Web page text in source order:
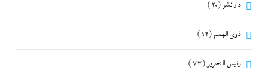
دار نشر (20)
ذوى الهمم (12)
رئيس التحرير (73)